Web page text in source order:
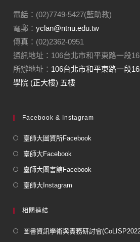
電話：(02)7749-5427(藍助教)
電郵：yclan@ntnu.edu.tw
傳真：(02)2362-0951
通訊地址：106台北市和平東路一段
所辦地址： 106台北市和平東路一段
學院 (正大樓) 五樓
Facebook & Instagram
臺師大圖資所Facebook
臺師大Facebook
臺師大圖書館Facebook
臺師大Instagram
相關連結
圖書資訊學術與實務研討會